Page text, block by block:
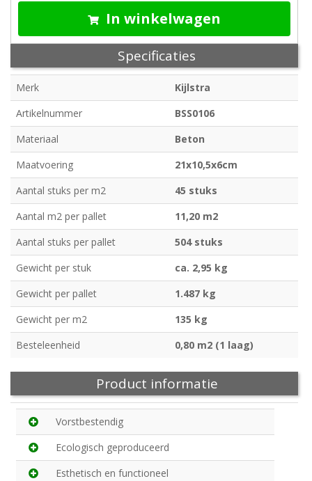
In winkelwagen
Specificaties
Merk
Kijlstra
Artikelnummer
BSS0106
Materiaal
Beton
Maatvoering
21x10,5x6cm
Aantal stuks per m2
45 stuks
Aantal m2 per pallet
11,20 m2
Aantal stuks per pallet
504 stuks
Gewicht per stuk
ca. 2,95 kg
Gewicht per pallet
1.487 kg
Gewicht per m2
135 kg
Besteleenheid
0,80 m2 (1 laag)
Product informatie
Vorstbestendig
Ecologisch geproduceerd
Esthetisch en functioneel